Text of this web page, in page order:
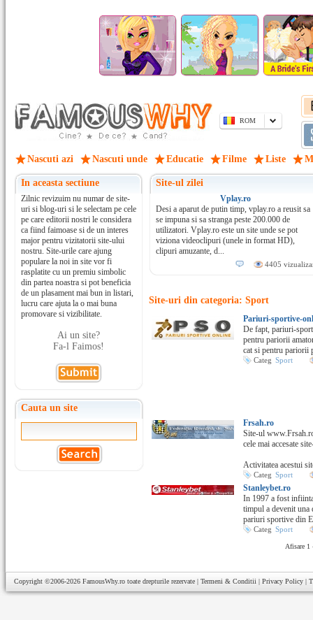
ROM
Nascuti azi Nascuti unde Educatie Filme Liste
In aceasta sectiune
Zilnic revizuim nu numar de site-
uri si blog-uri si le selectam pe cele
pe care editorii nostri le considera
ca fiind faimoase si de un interes
major pentru vizitatorii site-ului
nostru. Site-urile care ajung
populare la noi in site vor fi
rasplatite cu un premiu simbolic
din partea noastra si pot beneficia
de un plasament mai bun in listari,
lucru care ajuta la o mai buna
promovare si vizibilitate.
Ai un site?
Fa-l Faimos!
Cauta un site
Site-ul zilei
Vplay.ro
Desi a aparut de putin timp, vplay.ro a reusit sa
se impuna si sa stranga peste 200.000 de
utilizatori. Vplay.ro este un site unde se pot
viziona videoclipuri (unele in format HD),
clipuri amuzante, d...
4405
Site-uri din categoria: Sport
Pariuri-sportive-
De fapt, pariuri-
pentru pariorii
cat si pentru pariorii
Categ Sport
Frsah.ro
Site-ul
cele mai accesate
Activitatea acestui
Categ Sport
Stanleybet.ro
In 1997 a fost
timpul a devenit una
pariuri sportive din
Categ Sport
Afisare 1
Copyright ©2006-2026 FamousWhy.ro toate drepturile rezervate | Termeni & Conditii | Privacy Policy |